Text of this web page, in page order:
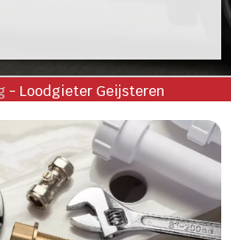
- Loodgieter Geijsteren